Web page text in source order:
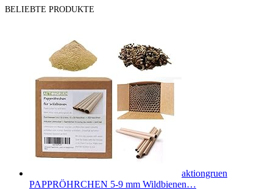
BELIEBTE PRODUKTE
aktiongruen
PAPPRÖHRCHEN 5-9 mm Wildbienen…